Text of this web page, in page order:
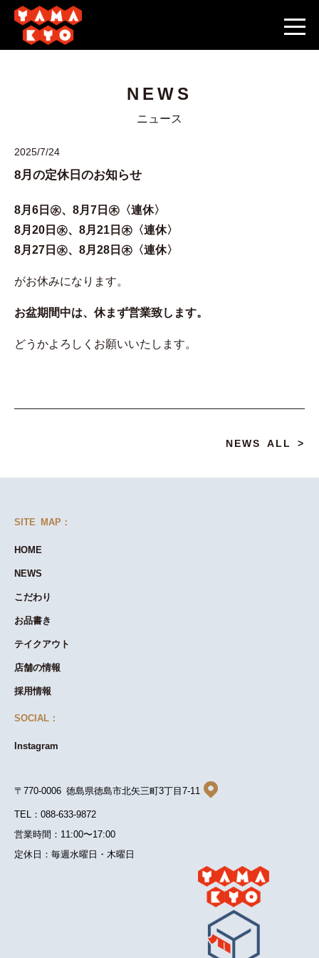
NEWS
ニュース
2025/7/24
8月の定休日のお知らせ
8月6日㊌、8月7日㊍〈連休〉
8月20日㊌、8月21日㊍〈連休〉
8月27日㊌、8月28日 ㊍〈連休〉
がお休みになります。
お盆期間中は、休まず営業致します。
どうかよろしくお願いいたします。
NEWS ALL >
SITE MAP：
HOME
NEWS
こだわり
お品書き
テイクアウト
店舗の情報
採用情報
SOCIAL：
Instagram
〒770-0006 徳島県徳島市北矢三町3丁目7-11
TEL：088-633-9872
営業時間：11:00〜17:00
定休日：毎週水曜日・木曜日